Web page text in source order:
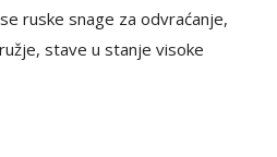
ruske snage za odvraćanje,
stave u stanje visoke